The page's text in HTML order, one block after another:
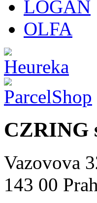
LOGAN
OLFA
CZRING
Vazovova
143 00